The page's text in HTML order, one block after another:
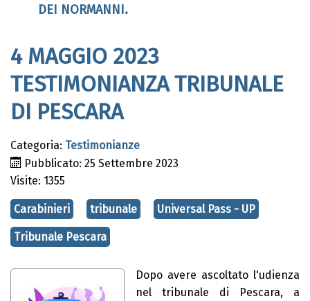
DEI NORMANNI.
4 MAGGIO 2023
TESTIMONIANZA TRIBUNALE
DI PESCARA
Categoria: Testimonianze
Pubblicato: 25 Settembre 2023
Visite: 1355
Carabinieri tribunale Universal Pass - UP
Tribunale Pescara
Dopo avere ascoltato l'udienza
nel tribunale di Pescara, a